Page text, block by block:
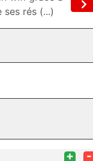
rés (...)
+ -